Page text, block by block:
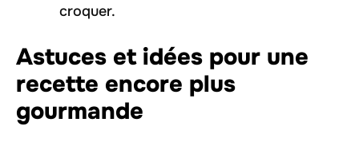
croquer.
Astuces et idées pour une
recette encore plus
gourmande